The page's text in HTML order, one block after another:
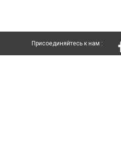
Присоединяйтесь к нам :